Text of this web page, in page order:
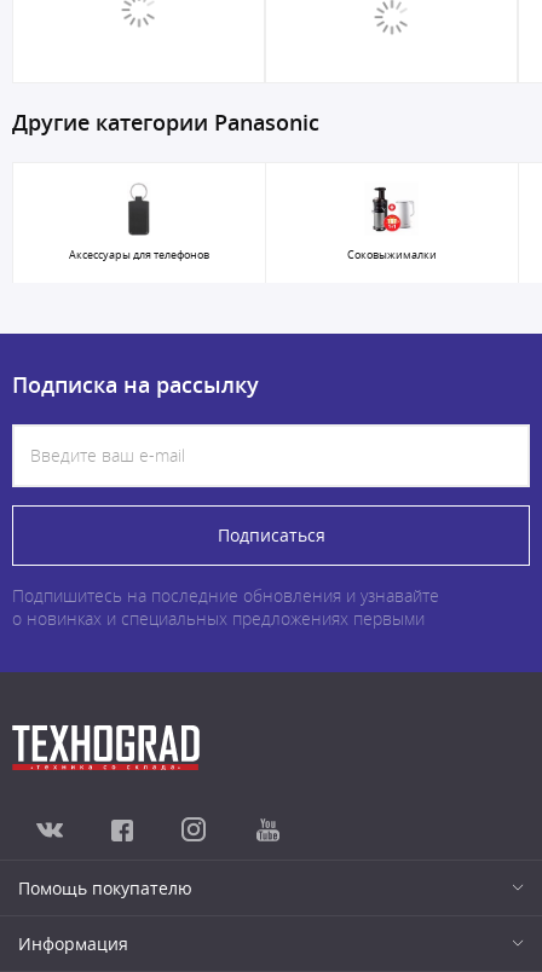
Другие категории Panasonic
Аксессуары для телефонов Соковыжималки
Подписка на рассылку
Подписаться
Подпишитесь на последние обновления и узнавайте
о новинках и специальных предложениях первыми
Помощь покупателю
Информация